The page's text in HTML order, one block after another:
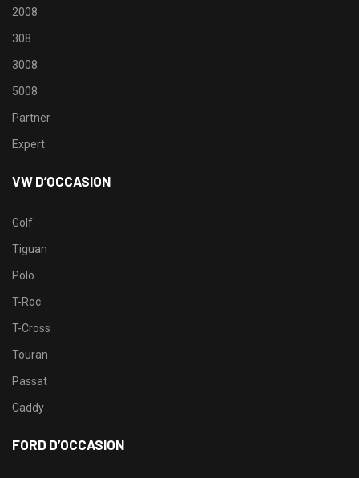
2008
308
3008
5008
Partner
Expert
VW D’OCCASION
Golf
Tiguan
Polo
T-Roc
T-Cross
Touran
Passat
Caddy
FORD D’OCCASION